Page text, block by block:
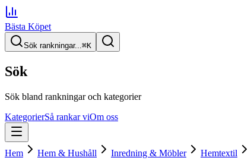
Bästa Köpet
Sök rankningar...⌘K
Sök
Sök bland rankningar och kategorier
KategorierSå rankar viOm oss
Hem Hem & Hushåll Inredning & Möbler Hemtextil